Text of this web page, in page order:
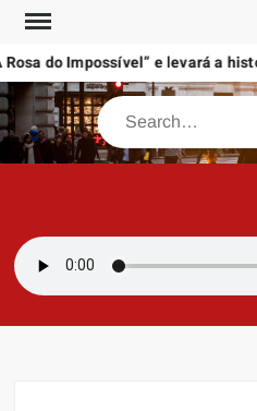
Skip
content
do Impossível” e levará a
Search